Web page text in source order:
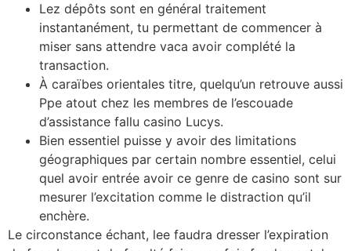
Lez dépôts sont en général traitement
instantanément, tu permettant de commencer à
miser sans attendre vaca avoir complété la
transaction​.
À caraïbes orientales titre, quelqu’un retrouve aussi
Ppe atout chez les membres de l’escouade
d’assistance fallu casino Lucys.
Bien essentiel puisse y avoir des limitations
géographiques par certain nombre essentiel, celui
quel avoir entrée avoir ce genre de casino sont sur
mesurer l’excitation comme le distraction qu’il
enchère.
Le circonstance échant, lee faudra dresser l’expiration